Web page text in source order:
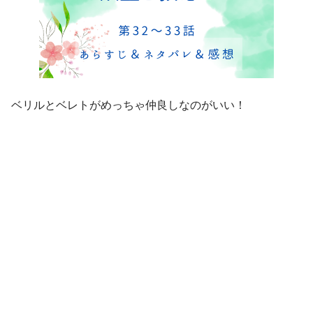
ベリルとベレトがめっちゃ仲良しなのがいい！